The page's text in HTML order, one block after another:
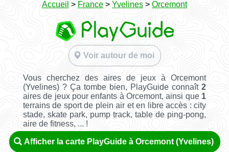
Accueil > France > Yvelines > Orcemont
Voir autour de moi
Vous cherchez des aires de jeux à Orcemont
(Yvelines) ? Ça tombe bien, PlayGuide connaît2
aires de jeux pour enfants à Orcemont, ainsi que 1
terrains de sport de plein air et en libre accès : city
stade, skate park, pump track, table de ping-pong,
aire de fitness, ... !
Afficher la carte PlayGuide à Orcemont (Yvelines)